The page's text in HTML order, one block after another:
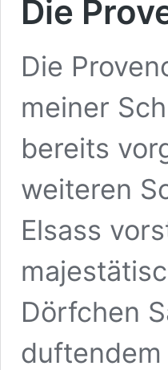
Die
Die
meiner
bereits
weiteren
Elsass
Dörfchen